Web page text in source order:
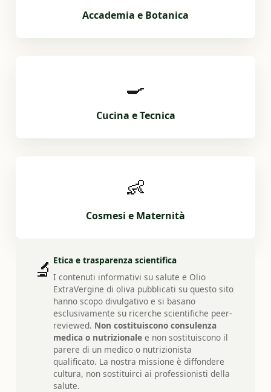
Accademia e Botanica
🍳
Cucina e Tecnica
👶
Cosmesi e Maternità
🔬Etica e trasparenza scientifica
I contenuti informativi su salute e Olio
ExtraVergine di oliva pubblicati su questo sito
hanno scopo divulgativo e si basano
esclusivamente su ricerche scientifiche peer-
reviewed. Non costituiscono consulenza
medica o nutrizionale e non sostituiscono il
parere di un medico o nutrizionista
qualificato. La nostra missione è diffondere
cultura, non sostituirci ai professionisti della
salute.